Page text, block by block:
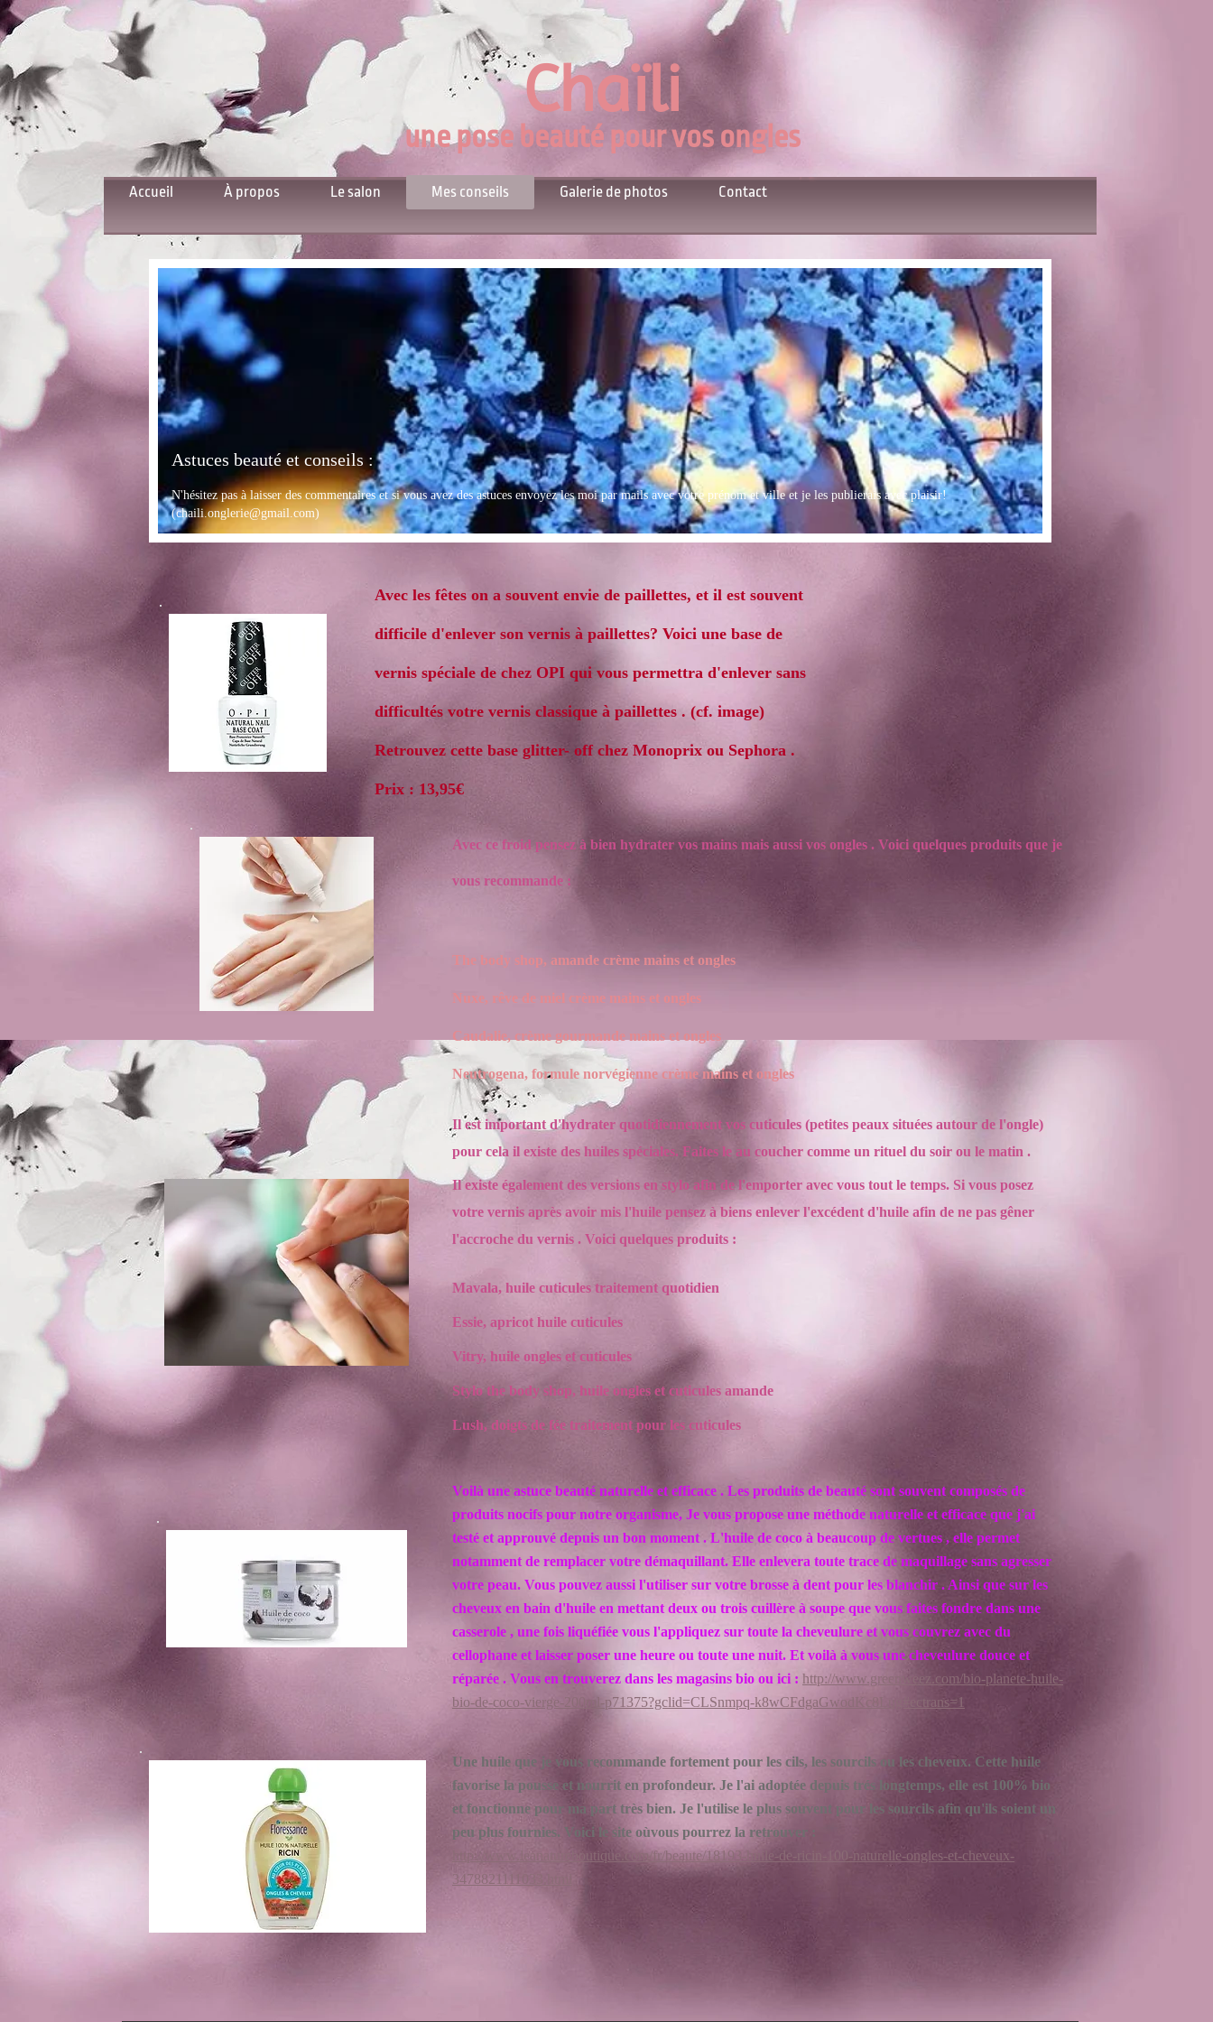
Chaïli
une pose beauté pour vos ongles
Accueil À propos Le salon Mes conseils Galerie de photos Contact
Astuces beauté et conseils :
N'hésitez pas à laisser des commentaires et si vous avez des astuces envoyez les moi par mails avec votre prénom et ville et je les publierais avec plaisir!
(chaili.onglerie@gmail.com)
Avec les fêtes on a souvent envie de paillettes, et il est souvent
difficile d'enlever son vernis à paillettes? Voici une base de
vernis spéciale de chez OPI qui vous permettra d'enlever sans
difficultés votre vernis classique à paillettes . (cf. image)
Retrouvez cette base glitter- off chez Monoprix ou Sephora .
Prix : 13,95€
Avec ce froid pensez à bien hydrater vos mains mais aussi vos ongles . Voici quelques produits que je
vous recommande :
The body shop, amande crème mains et ongles
Nuxe, rêve de miel crème mains et ongles
Caudalie, crème gourmande mains et ongles
Neutrogena, formule norvégienne crème mains et ongles
Il est important d'hydrater quotidiennement vos cuticules (petites peaux situées autour de l'ongle)
pour cela il existe des huiles spéciales. Faites le au coucher comme un rituel du soir ou le matin .
Il existe également des versions en stylo afin de l'emporter avec vous tout le temps. Si vous posez
votre vernis après avoir mis l'huile pensez à biens enlever l'excédent d'huile afin de ne pas gêner
l'accroche du vernis . Voici quelques produits :
Mavala, huile cuticules traitement quotidien
Essie, apricot huile cuticules
Vitry, huile ongles et cuticules
Stylo the body shop, huile ongles et cuticules amande
Lush, doigts de fée traitement pour les cuticules
Voilà une astuce beauté naturelle et efficace . Les produits de beauté sont souvent composés de
produits nocifs pour notre organisme, Je vous propose une méthode naturelle et efficace que j'ai
testé et approuvé depuis un bon moment . L'huile de coco à beaucoup de vertues , elle permet
notamment de remplacer votre démaquillant. Elle enlevera toute trace de maquillage sans agresser
votre peau. Vous pouvez aussi l'utiliser sur votre brosse à dent pour les blanchir . Ainsi que sur les
cheveux en bain d'huile en mettant deux ou trois cuillère à soupe que vous faites fondre dans une
casserole , une fois liquéfiée vous l'appliquez sur toute la cheveulure et vous couvrez avec du
cellophane et laisser poser une heure ou toute une nuit. Et voilà à vous une cheveulure douce et
réparée . Vous en trouverez dans les magasins bio ou ici : http://www.greenweez.com/bio-planete-huile-
bio-de-coco-vierge-200ml-p71375?gclid=CLSnmpq-k8wCFdgaGwodKc8Lug#ectrans=1
Une huile que je vous recommande fortement pour les cils, les sourcils ou les cheveux. Cette huile
favorise la pousse et nourrit en profondeur. Je l'ai adoptée depuis trés longtemps, elle est 100% bio
et fonctionne pour ma part très bien. Je l'utilise le plus souvent pour les sourcils afin qu'ils soient un
peu plus fournies. Voici le site oùvous pourrez la retrouver :
http://www.leanatureboutique.com/fr/beaute/18193-huile-de-ricin-100-naturelle-ongles-et-cheveux-
3478821111033.html